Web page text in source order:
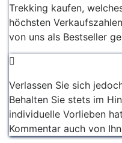
Trekking kaufen,
höchsten
von uns als Bestseller
Verlassen Sie sich
Behalten Sie stets im
individuelle Vorlieben
Kommentar auch von